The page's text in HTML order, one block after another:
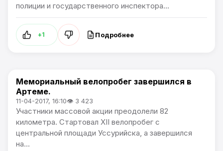
полиции и государственного инспектора...
+1 Подробнее
Общество
Мемориальный велопробег завершился в
Артеме.
11-04-2017, 16:10👁 3 423
Участники массовой акции преодолели 82
километра. Стартовал ХII велопробег с
центральной площади Уссурийска, а завершился
на...